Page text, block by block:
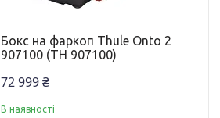
Бокс на фаркоп Thule Onto 2
907100 (TH 907100)
72 999 ₴
В наявності